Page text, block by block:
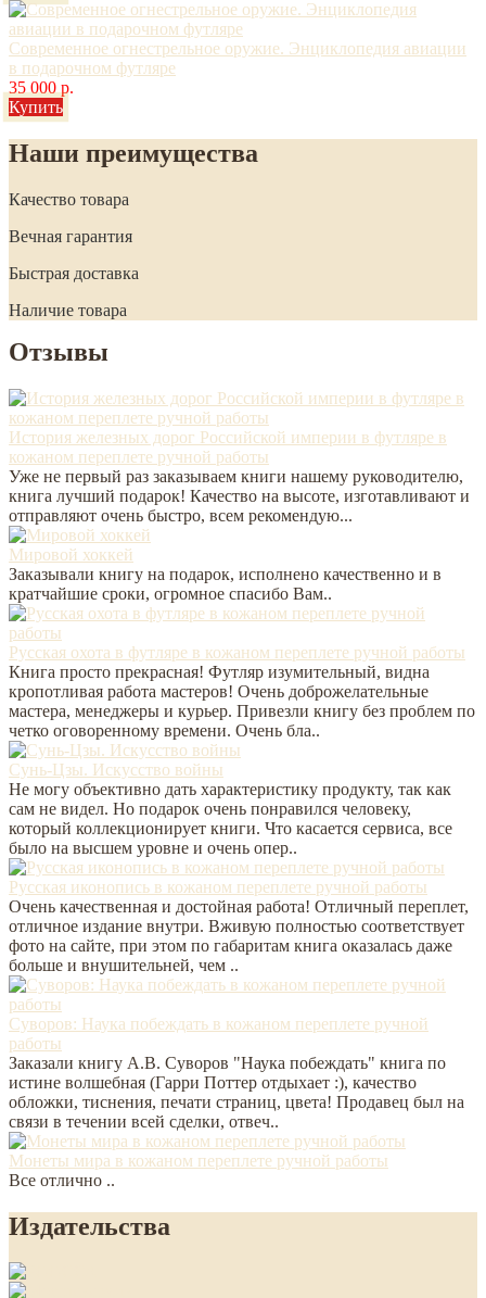
Современное огнестрельное оружие. Энциклопедия авиации
в подарочном футляре
35 000 р.
Купить
Наши преимущества
Качество товара
Вечная гарантия
Быстрая доставка
Наличие товара
Отзывы
История железных дорог Российской империи в футляре в
кожаном переплете ручной работы
Уже не первый раз заказываем книги нашему руководителю,
книга лучший подарок! Качество на высоте, изготавливают и
отправляют очень быстро, всем рекомендую...
Мировой хоккей
Заказывали книгу на подарок, исполнено качественно и в
кратчайшие сроки, огромное спасибо Вам..
Русская охота в футляре в кожаном переплете ручной работы
Книга просто прекрасная! Футляр изумительный, видна
кропотливая работа мастеров! Очень доброжелательные
мастера, менеджеры и курьер. Привезли книгу без проблем по
четко оговоренному времени. Очень бла..
Сунь-Цзы. Искусство войны
Не могу объективно дать характеристику продукту, так как
сам не видел. Но подарок очень понравился человеку,
который коллекционирует книги. Что касается сервиса, все
было на высшем уровне и очень опер..
Русская иконопись в кожаном переплете ручной работы
Очень качественная и достойная работа! Отличный переплет,
отличное издание внутри. Вживую полностью соответствует
фото на сайте, при этом по габаритам книга оказалась даже
больше и внушительней, чем ..
Суворов: Наука побеждать в кожаном переплете ручной
работы
Заказали книгу А.В. Суворов "Наука побеждать" книга по
истине волшебная (Гарри Поттер отдыхает :), качество
обложки, тиснения, печати страниц, цвета! Продавец был на
связи в течении всей сделки, отвеч..
Монеты мира в кожаном переплете ручной работы
Все отлично ..
Издательства